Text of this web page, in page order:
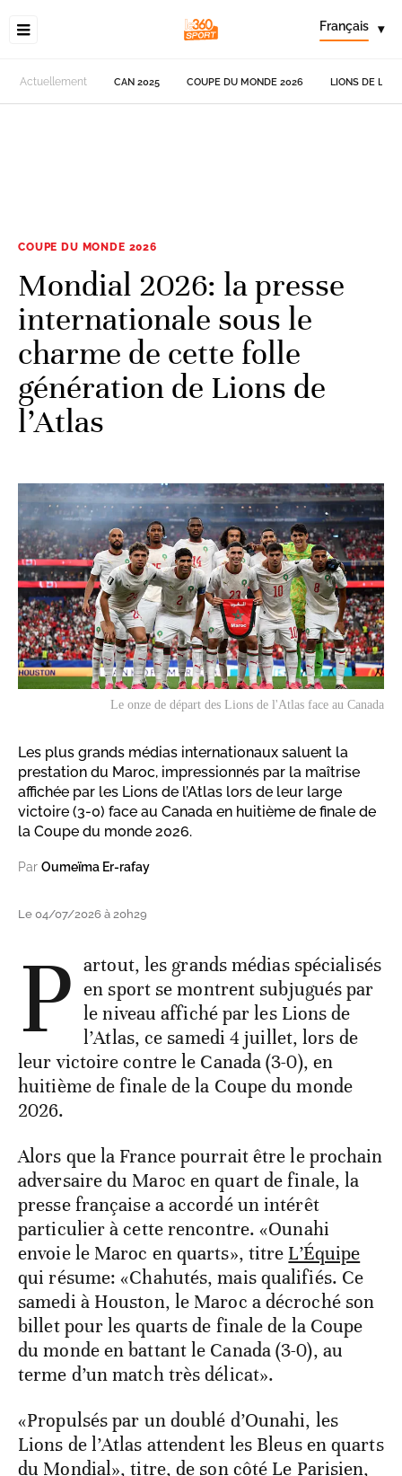
Français ▾
Actuellement CAN 2025 COUPE DU MONDE 2026 LIONS DE
COUPE DU MONDE 2026
Mondial 2026: la presse
internationale sous le
charme de cette folle
génération de Lions de
l’Atlas
Le onze de départ des Lions de l'Atlas face au Canada
Les plus grands médias internationaux saluent la
prestation du Maroc, impressionnés par la maîtrise
affichée par les Lions de l’Atlas lors de leur large
victoire (3-0) face au Canada en huitième de finale de
la Coupe du monde 2026.
Par Oumeïma Er-rafay
Le 04/07/2026 à 20h29
P artout, les grands médias spécialisés
en sport se montrent subjugués par
le niveau affiché par les Lions de
l’Atlas, ce samedi 4 juillet, lors de
leur victoire contre le Canada (3-0), en
huitième de finale de la Coupe du monde
2026.
Alors que la France pourrait être le prochain
adversaire du Maroc en quart de finale, la
presse française a accordé un intérêt
particulier à cette rencontre. «Ounahi
envoie le Maroc en quarts», titre L’Équipe
qui résume: «Chahutés, mais qualifiés. Ce
samedi à Houston, le Maroc a décroché son
billet pour les quarts de finale de la Coupe
du monde en battant le Canada (3-0), au
terme d’un match très délicat».
«Propulsés par un doublé d’Ounahi, les
Lions de l’Atlas attendent les Bleus en quarts
du Mondial», titre, de son côté Le Parisien,